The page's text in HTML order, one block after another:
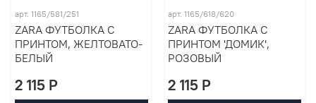
арт. 1165/581/251
ZARA ФУТБОЛКА С
ПРИНТОМ, ЖЕЛТОВАТО-
БЕЛЫЙ
2 115 P
арт. 1165/618/620
ZARA ФУТБОЛКА С
ПРИНТОМ 'ДОМИК',
РОЗОВЫЙ
2 115 P